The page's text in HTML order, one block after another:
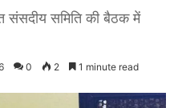
संसदीय समिति की बैठक में
0 2 1 minute read